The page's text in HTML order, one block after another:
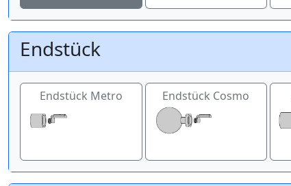
Endstück
Endstück Metro Endstück Cosmo